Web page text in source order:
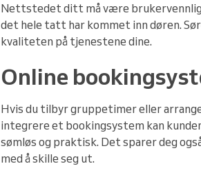
Nettstedet ditt må være brukervennlig
det hele tatt har kommet inn døren.
kvaliteten på tjenestene dine.
Online
Hvis du tilbyr gruppetimer eller
integrere et bookingsystem kan
sømløs og praktisk. Det sparer deg
med å skille seg ut.